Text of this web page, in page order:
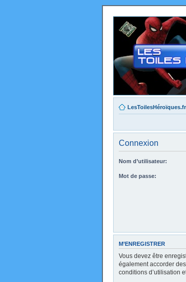
LesToilesHéroïques.fr
Connexion
Nom d’utilisateur:
Mot de passe:
M’ENREGISTRER
Vous devez être
également accorder
conditions d’utilisation